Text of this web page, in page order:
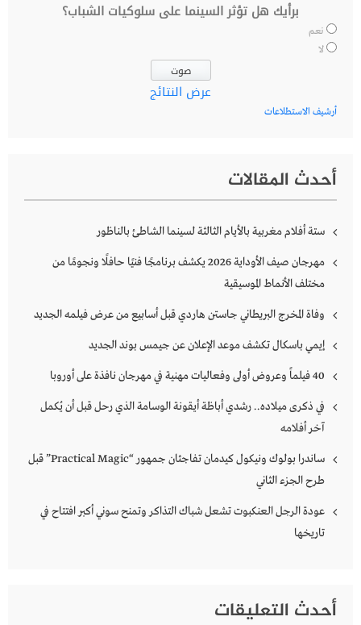
برأيك هل تؤثر السينما على سلوكيات الشباب؟
نعم
لا
عرض النتائج
أرشيف الاستطلاعات
أحدث المقالات
ستة أفلام مغربية بالأيام الثالثة لسينما الشاطئ بالناظور
مهرجان صيف الأوداية 2026 يكشف برنامجًا فنيًا حافلًا ونجومًا من
مختلف الأنماط الموسيقية
وفاة المخرج البريطاني جاستن هاردي قبل أسابيع من عرض فيلمه الجديد
إيمي باسكال تكشف موعد الإعلان عن جيمس بوند الجديد
40 فيلماً وعروض أولى وفعاليات مهنية في مهرجان نافذة على أوروبا
في ذكرى ميلاده.. رشدي أباظة أيقونة الوسامة الذي رحل قبل أن يُكمل
آخر أفلامه
ساندرا بولوك ونيكول كيدمان تفاجئان جمهور “Practical Magic” قبل
طرح الجزء الثاني
عودة الرجل العنكبوت تشعل شباك التذاكر وتمنح سوني أكبر افتتاح في
تاريخها
أحدث التعليقات